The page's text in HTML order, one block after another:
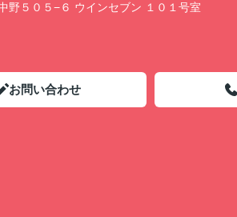
野５０５−６ ウインセブン １０１号室
お問い合わせ